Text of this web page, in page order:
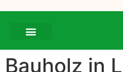
Bauholz in